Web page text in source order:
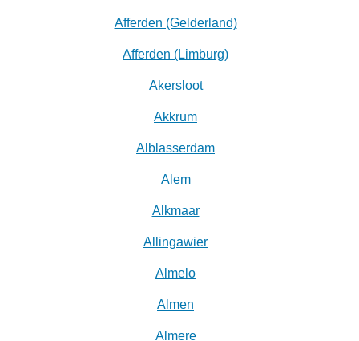
Afferden (Gelderland)
Afferden (Limburg)
Akersloot
Akkrum
Alblasserdam
Alem
Alkmaar
Allingawier
Almelo
Almen
Almere